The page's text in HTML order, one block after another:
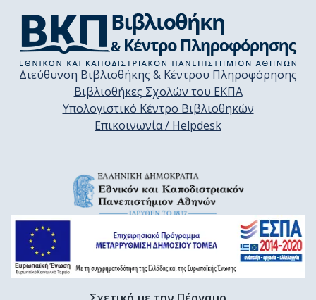
Διεύθυνση Βιβλιοθήκης & Κέντρου Πληροφόρησης
Βιβλιοθήκες Σχολών του ΕΚΠΑ
Υπολογιστικό Κέντρο Βιβλιοθηκών
Επικοινωνία / Helpdesk